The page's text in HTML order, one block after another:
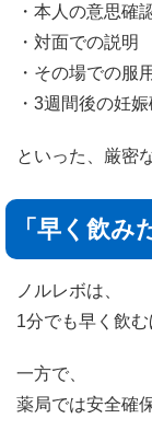
・本人の意思確
・対面での説明
・その場での服
・3週間後の妊
といった、厳密
「早く飲
ノルレボは、
1分でも早く飲む
一方で、
薬局では安全確